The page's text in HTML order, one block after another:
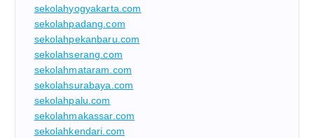
sekolahyogyakarta.com
sekolahpadang.com
sekolahpekanbaru.com
sekolahserang.com
sekolahmataram.com
sekolahsurabaya.com
sekolahpalu.com
sekolahmakassar.com
sekolahkendari.com